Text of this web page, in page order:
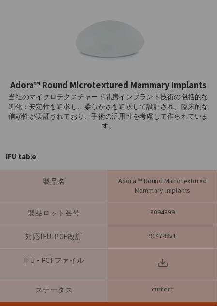
Adora™ Round Microtextured Mammary Implants
当社のマイクロテクスチャード乳房インプラント技術の包括的な
進化：安定性を追求し、柔らかさを追求して設計され、臨床的な
信頼性が実証されており、手術の汎用性を考慮して作られていま
す。
IFU table
製品名
Adora ™ Round Microtextured
Mammary Implants
製品ロット番号 3094399
対応IFU-PCF改訂 904748v1
IFU - PCFファイル
ステータス current